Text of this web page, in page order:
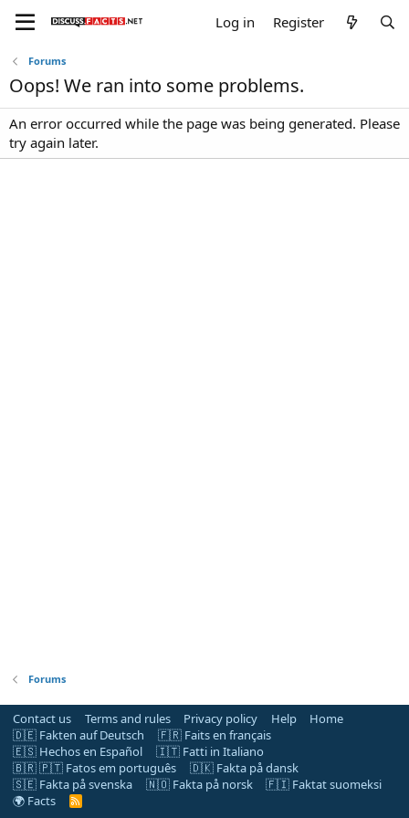
Log in Register
Forums
Oops! We ran into some problems.
An error occurred while the page was being generated. Please
try again later.
Forums
Contact us Terms and rules Privacy policy Help
Home
🇩🇪 Fakten auf Deutsch
🇫🇷 Faits en français
🇪🇸 Hechos en Español
🇮🇹 Fatti in Italiano
🇧🇷 🇵🇹 Fatos em português
🇩🇰 Fakta på dansk
🇸🇪 Fakta på svenska
🇳🇴 Fakta på norsk
🇫🇮 Faktat suomeksi
🌍 Facts
R